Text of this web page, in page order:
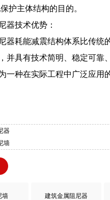
护主体结构的目的。
器技术优势：
器耗能减震结构体系比传统
并具有技术简明、稳定可靠
一种在实际工程中广泛应用
器
墙
墙 建筑金属阻尼器